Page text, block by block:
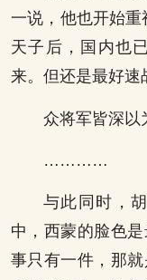
一说，他也开始重
天子后，国内也
来。但还是最好速
众将军皆深以
…………
与此同时，
中，西蒙的脸色
事只有一件，那